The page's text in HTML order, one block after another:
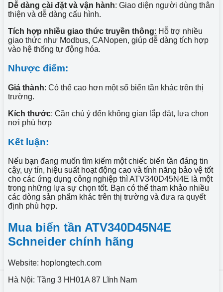
Dễ dàng cài đặt và vận hành: Giao diện người dùng thân
thiện và dễ dàng cấu hình.
Tích hợp nhiều giao thức truyền thông: Hỗ trợ nhiều
giao thức như Modbus, CANopen, giúp dễ dàng tích hợp
vào hệ thống tự động hóa.
Nhược điểm:
Giá thành: Có thể cao hơn một số biến tần khác trên thị
trường.
Kích thước: Cần chú ý đến không gian lắp đặt, lựa chọn
nơi phù hợp
Kết luận:
Nếu bạn đang muốn tìm kiếm một chiếc biến tần đáng tin
cậy, uy tín, hiệu suất hoạt động cao và tính năng bảo vệ tốt
cho các ứng dụng công nghiệp thì ATV340D45N4E là một
trong những lựa sự chọn tốt. Bạn có thể tham khảo nhiều
các dòng sản phẩm khác trên thị trường và đưa ra quyết
định phù hợp.
Mua biến tần ATV340D45N4E
Schneider chính hãng
Website: hoplongtech.com
Hà Nội: Tầng 3 HH01A 87 Lĩnh Nam